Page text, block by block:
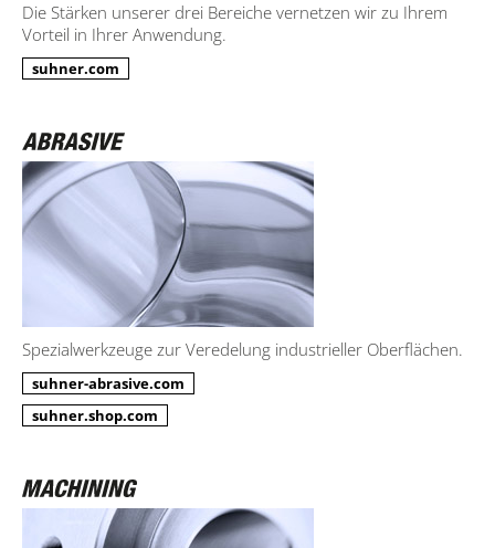
Die Stärken unserer drei Bereiche vernetzen wir zu Ihrem
Vorteil in Ihrer Anwendung.
suhner.com
Spezialwerkzeuge zur Veredelung industrieller Oberflächen.
suhner-abrasive.com
suhner.shop.com